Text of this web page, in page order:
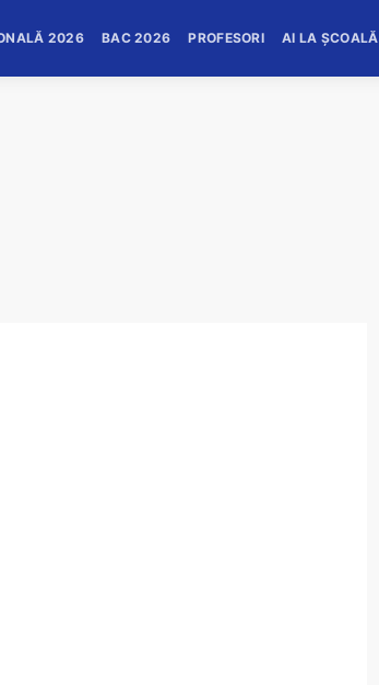
2026 BAC 2026 PROFESORI AI LA ȘCOALĂ